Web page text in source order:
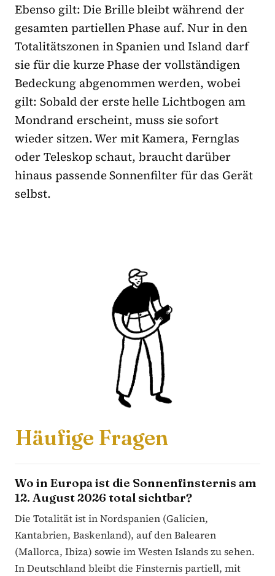
Ebenso gilt: Die Brille bleibt während der
gesamten partiellen Phase auf. Nur in den
Totalitätszonen in Spanien und Island darf
sie für die kurze Phase der vollständigen
Bedeckung abgenommen werden, wobei
gilt: Sobald der erste helle Lichtbogen am
Mondrand erscheint, muss sie sofort
wieder sitzen. Wer mit Kamera, Fernglas
oder Teleskop schaut, braucht darüber
hinaus passende Sonnenfilter für das Gerät
selbst.
Häufige Fragen
Wo in Europa ist die Sonnenfinsternis am
12. August 2026 total sichtbar?
Die Totalität ist in Nordspanien (Galicien,
Kantabrien, Baskenland), auf den Balearen
(Mallorca, Ibiza) sowie im Westen Islands zu sehen.
In Deutschland bleibt die Finsternis partiell, mit